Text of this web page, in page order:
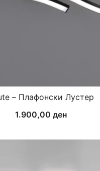
– Плафонски Лустер
1.900,00 ден